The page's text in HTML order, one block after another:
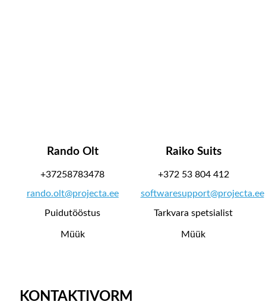
Rando Olt
+37258783478
rando.olt@projecta.ee
Puidutööstus
Müük
Raiko Suits
+372 53 804 412
softwaresupport@projecta.ee
Tarkvara spetsialist
Müük
KONTAKTIVORM